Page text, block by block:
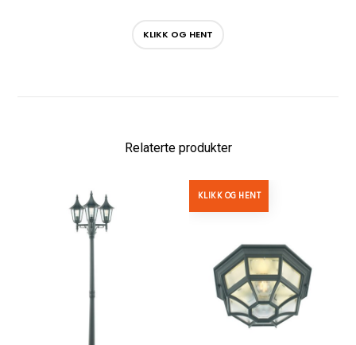
KLIKK OG HENT
Relaterte produkter
KLIKK OG HENT